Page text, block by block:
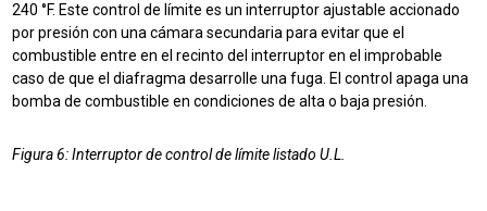
240 °F. Este control de límite es un interruptor ajustable accionado
por presión con una cámara secundaria para evitar que el
combustible entre en el recinto del interruptor en el improbable
caso de que el diafragma desarrolle una fuga. El control apaga una
bomba de combustible en condiciones de alta o baja presión.
Figura 6: Interruptor de control de límite listado U.L.